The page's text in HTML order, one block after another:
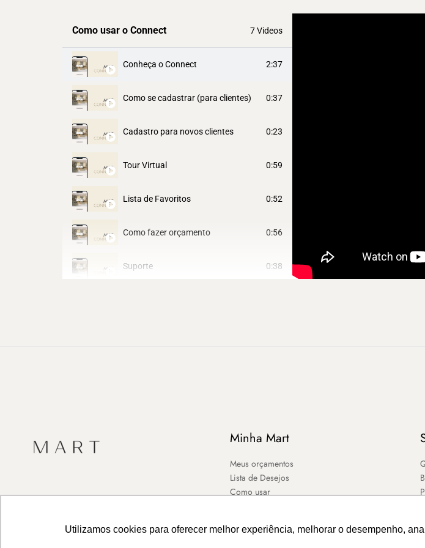
Utilizamos cookies para oferecer melhor experiência, melhorar o desempenho,
Como usar o Connect 7 Videos
Conheça o Connect 2:37
Como se cadastrar (para clientes) 0:37
Cadastro para novos clientes 0:23
Tour Virtual 0:59
Lista de Favoritos 0:52
Como fazer orçamento 0:56
Suporte 0:38
Minha Mart
Meus orçamentos
Lista de Desejos
Como usar